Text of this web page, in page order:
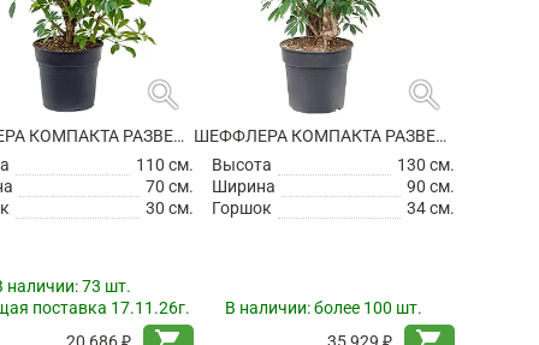
search
ШЕФФЛЕРА КОМПАКТА РАЗВЕТВЛЕННАЯ
110 см.
70 см.
30 см.
наличии:73 шт.
поставка 17.11.26г.
20 686 ₽
search
ШЕФФЛЕРА КОМПАКТА РАЗВЕТВЛЕННАЯ
Высота
130 см.
Ширина
90 см.
Горшок
34 см.
В наличии:более 100 шт.
35 929 ₽